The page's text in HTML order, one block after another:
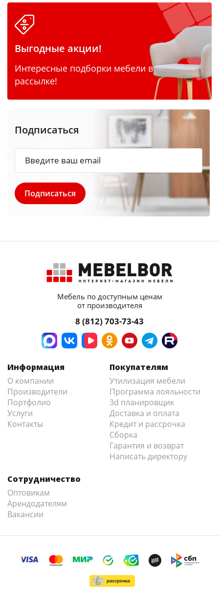
Выгодные акции!
Интересные подборки мебели в
рассылке!
Подписаться
Мебель по доступным ценам
от производителя
8 (812) 703-73-43
Информация
О компании
Производители
Портфолио
Услуги
Контакты
Покупателям
Утилизация мебели
Программа лояльности
3d планировщик
Доставка и оплата
Кредит и рассрочка
Сборка
Гарантия и возврат
Написать директору
Сотрудничество
Оптовикам
Арендодателям
Вакансии